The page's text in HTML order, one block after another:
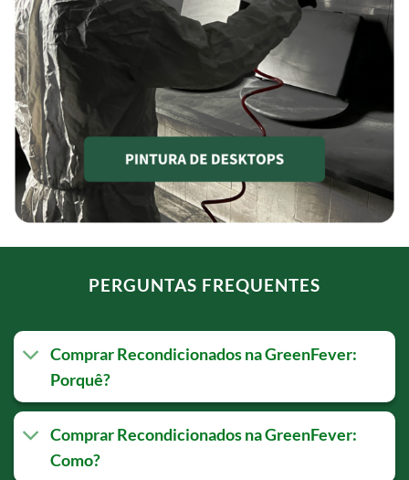
PERGUNTAS FREQUENTES
Comprar Recondicionados na GreenFever:
Porquê?
Comprar Recondicionados na GreenFever:
Como?